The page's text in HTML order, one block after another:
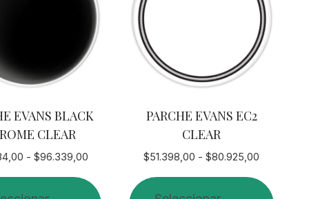
EVANS BLACK
CLEAR
- $96.339,00
precios:
PARCHE EVANS EC2
CLEAR
$51.398,00 - $80.925,00
precios: